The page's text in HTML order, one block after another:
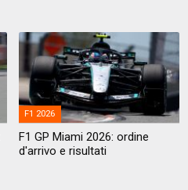
F1 2026
F1 GP Miami 2026: ordine
d'arrivo e risultati